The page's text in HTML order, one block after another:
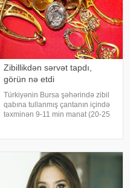
Zibillikdən sərvət tapdı,
görün nə etdi
Türkiyənin Bursa şəhərində zibil
qabına tullanmış çantanın içində
təxminən 9-11 min manat (20-25
Sputnik Azərbaycan-a istinadən